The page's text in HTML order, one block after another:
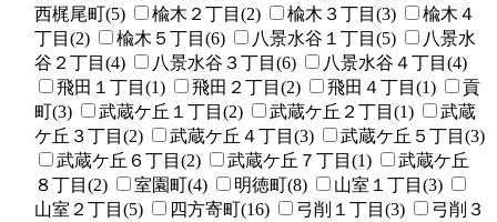
西梶尾町(5)
楡木２丁目(2) 楡木３丁目(3)
楡木４
丁目(2)
楡木５丁目(6) 八景水谷１丁目(5)
八景水
谷２丁目(4)
八景水谷３丁目(6)
八景水谷４丁目(4)
飛田１丁目(1)
飛田２丁目(2) 飛田４丁目(1)
貢
町(3)
武蔵ケ丘１丁目(2) 武蔵ケ丘２丁目(1)
武蔵
ケ丘３丁目(2)
武蔵ケ丘４丁目(3)
武蔵ケ丘５丁目(3)
武蔵ケ丘６丁目(2)
武蔵ケ丘７丁目(1)
武蔵ケ丘
８丁目(2)
室園町(4) 明徳町(8)
山室１丁目(3)
山室２丁目(5)
四方寄町(16) 弓削１丁目(3)
弓削３